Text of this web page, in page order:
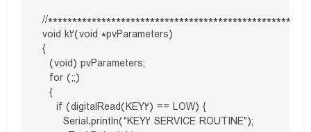
//
void k2(void *pvParameters)
{
  (void) pvParameters;
  for (;;)
  {
    if (digitalRead(KEY2) == LOW) {
      Serial.println("KEY2 SERVICE ROUTINE");